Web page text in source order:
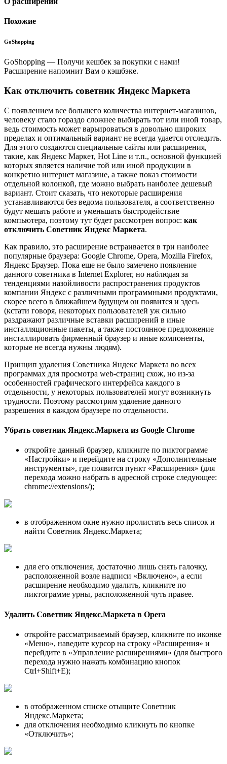
Похожие
GoShopping
GoShopping — Получи кешбек за покупки с нами!
Расширение напомнит Вам о кэшбэке.
Как отключить советник Яндекс Маркета
С появлением все большего количества интернет-магазинов,
человеку стало гораздо сложнее выбирать тот или иной товар,
ведь стоимость может варьироваться в довольно широких
пределах и оптимальный вариант не всегда удается отследить.
Для этого создаются специальные сайты или расширения,
такие, как Яндекс Маркет, Hot Line и т.п., основной функцией
которых является наличие той или иной продукции в
конкретно интернет магазине, а также показ стоимости
отдельной колонкой, где можно выбрать наиболее дешевый
вариант. Стоит сказать, что некоторые расширения
устанавливаются без ведома пользователя, а соответственно
будут мешать работе и уменьшать быстродействие
компьютера, поэтому тут будет рассмотрен вопрос: как
отключить Советник Яндекс Маркета.
Как правило, это расширение встраивается в три наиболее
популярные браузера: Google Chrome, Opera, Mozilla Firefox,
Яндекс Браузер. Пока еще не было замечено появление
данного советника в Internet Explorer, но наблюдая за
тенденциями назойливости распространения продуктов
компании Яндекс с различными программными продуктами,
скорее всего в ближайшем будущем он появится и здесь
(кстати говоря, некоторых пользователей уж сильно
раздражают различные вставки расширений в иные
инсталляционные пакеты, а также постоянное предложение
инсталлировать фирменный браузер и иные компоненты,
которые не всегда нужны людям).
Принцип удаления Советника Яндекс Маркета во всех
программах для просмотра web-страниц схож, но из-за
особенностей графического интерфейса каждого в
отдельности, у некоторых пользователей могут возникнуть
трудности. Поэтому рассмотрим удаление данного
разрешения в каждом браузере по отдельности.
Убрать советник Яндекс.Маркета из Google Chrome
откройте данный браузер, кликните по пиктограмме
«Настройки» и перейдите на строку «Дополнительные
инструменты», где появится пункт «Расширения» (для
перехода можно набрать в адресной строке следующее:
chrome://extensions/);
в отображенном окне нужно пролистать весь список и
найти Советник Яндекс.Маркета;
для его отключения, достаточно лишь снять галочку,
расположенной возле надписи «Включено», а если
расширение необходимо удалить, кликните по
пиктограмме урны, расположенной чуть правее.
Удалить Советник Яндекс.Маркета в Opera
откройте рассматриваемый браузер, кликните по иконке
«Меню», наведите курсор на строку «Расширения» и
перейдите в «Управление расширениями» (для быстрого
перехода нужно нажать комбинацию кнопок
Ctrl+Shift+E);
в отображенном списке отыщите Советник
Яндекс.Маркета;
для отключения необходимо кликнуть по кнопке
«Отключить»;